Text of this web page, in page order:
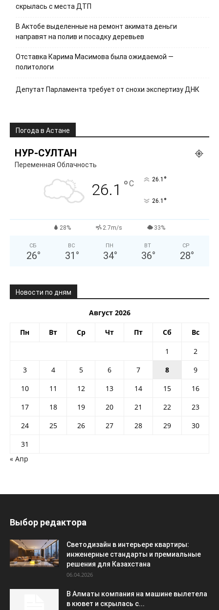
скрылась с места ДТП
В Актобе выделенные на ремонт акимата деньги
направят на полив и посадку деревьев
Отставка Карима Масимова была ожидаемой —
политологи
Депутат Парламента требует от снохи экспертизу ДНК
Погода в Астане
НУР-СУЛТАН
Переменная Облачность
26.1 °C 26.1 °
26.1 °
28% 2.7m/s 33%
СБ
26°
ВС
31 °
ПН
34°
ВТ
36°
СР
28°
Новости по дням
Август 2026
Пн Вт Ср Чт Пт Сб Вс
1
2
3
4 5 6 7 8
9
10
11 12 13 14 15
16
17
18 19 20 21 22
23
24
25 26 27 28 29
30
31
« Апр
Выбор редактора
Светодизайн в интерьере квартиры:
инженерные стандарты и премиальные
решения для Казахстана
06.04.2026
В Алматы компания на машине вылетела
в кювет и скрылась с...